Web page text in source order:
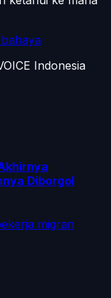
Indonesia
Diborgol
migran